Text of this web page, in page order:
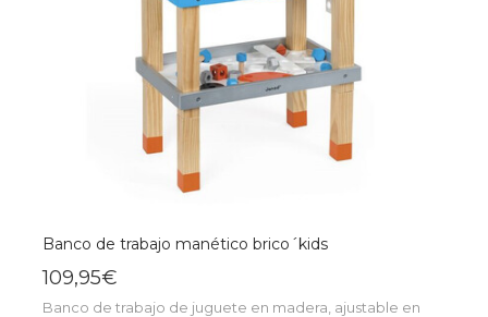
Banco de trabajo manético brico´kids
109,95€
Banco de trabajo de juguete en madera, ajustable en